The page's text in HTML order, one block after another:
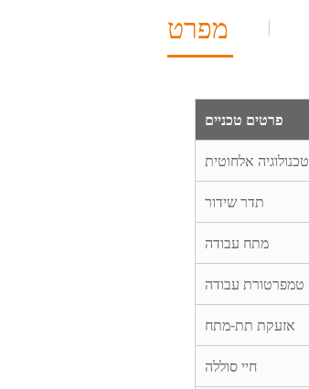
מפרט
פרטים טכניים
טכנולוגיה אלחוטית
תדר שידור
מתח עבודה
טמפרטורת עבודה
אזעקת תת-מתח
חיי סוללה